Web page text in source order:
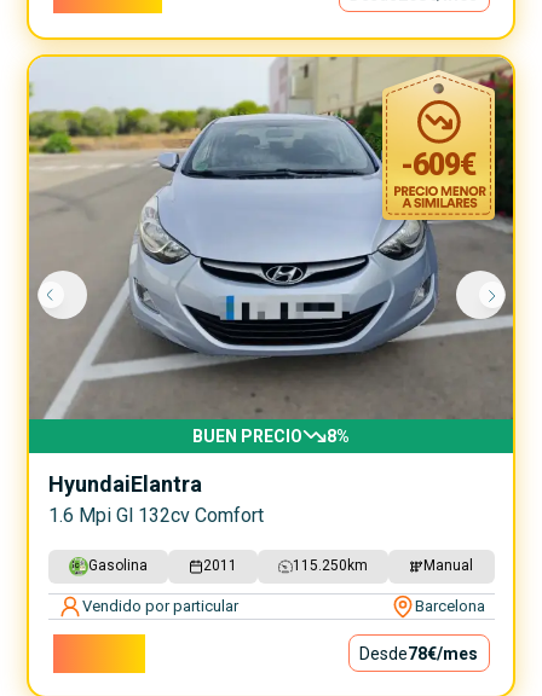
-609€
BUEN PRECIO 8%
HyundaiElantra
1.6 Mpi Gl 132cv Comfort
Gasolina 2011 115.250 km Manual
Vendido por particular Barcelona
Desde78€/mes